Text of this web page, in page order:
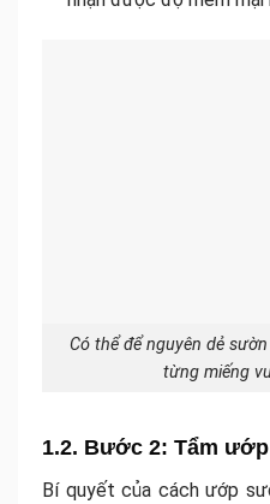
Có thể để nguyên dẻ
từng miếng
1.2. Bước 2: Tẩm
Bí quyết của cách ướp